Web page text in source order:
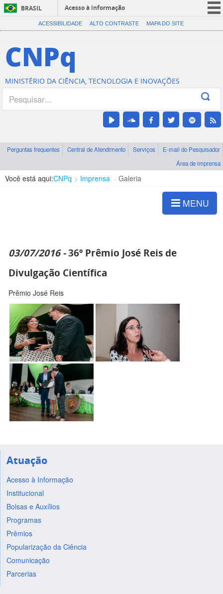
BRASIL
Acesso à informação
CORONAVÍRUS (COVID-19)
Canais
ACESSIBILIDADE ALTO CONTRASTE MAPA DO SITE
CNPq
MINISTÉRIO DA CIÊNCIA, TECNOLOGIA E INOVAÇÕES
Perguntas frequentes Central de Atendimento Serviços
E-mail do Pesquisador
Área de imprensa
Você está aqui:CNPq Imprensa Galeria
MENU
03/07/2016 -36º Prêmio José Reis de
Divulgação Científica
Prêmio José Reis
Atuação
Acesso à Informação
Institucional
Bolsas e Auxílios
Programas
Prêmios
Popularização da Ciência
Comunicação
Parcerias